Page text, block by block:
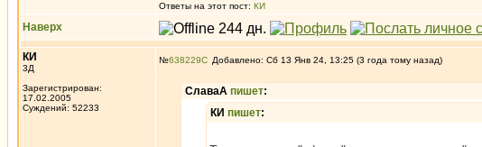
Ответы на этот пост: КИ
Наверх
КИ
3Д
Зарегистрирован:
17.02.2005
Суждений: 52233
№638229 Добавлено: Сб 13 Янв 24, 13:25 (3 года тому назад)
СлаваА пишет:
КИ пишет: